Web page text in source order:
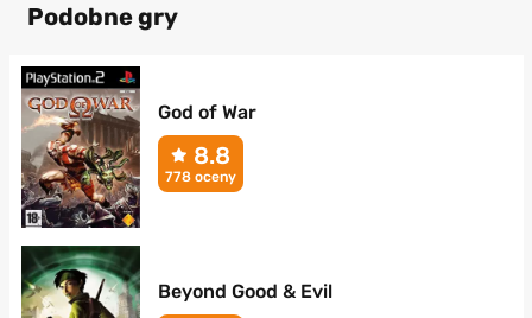
Podobne gry
God of War
8.8
778 oceny
Beyond Good & Evil